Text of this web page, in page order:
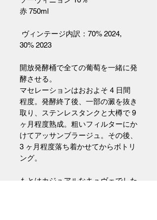
赤 750ml
ヴィンテージ内訳：70% 2024,
30% 2023
開放発酵桶で全ての葡萄を一緒に発
酵させる。
マセレーションはおおよそ 4 日間
程度。発酵終了後、一部の澱を抜き
取り、ステンレスタンクと大樽で 9
ヶ月程度熟成。粗いフィルターにか
けてアッサンブラージュ。その後、
3 ヶ月程度落ち着かせてからボトリ
ング。
もとはカジュアルなキュヴェでした